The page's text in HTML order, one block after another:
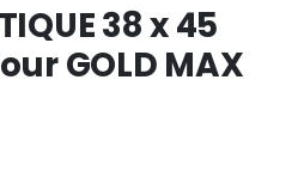
38 x 45
GOLD MAX